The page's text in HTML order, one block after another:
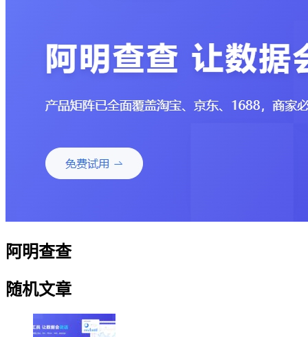
阿明查查
随机文章